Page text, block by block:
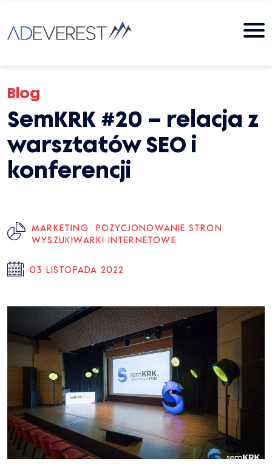
Blog
SemKRK #20 – relacja z
warsztatów SEO i
konferencji
MARKETING
POZYCJONOWANIE STRON
WYSZUKIWARKI INTERNETOWE
03 LISTOPADA 2022